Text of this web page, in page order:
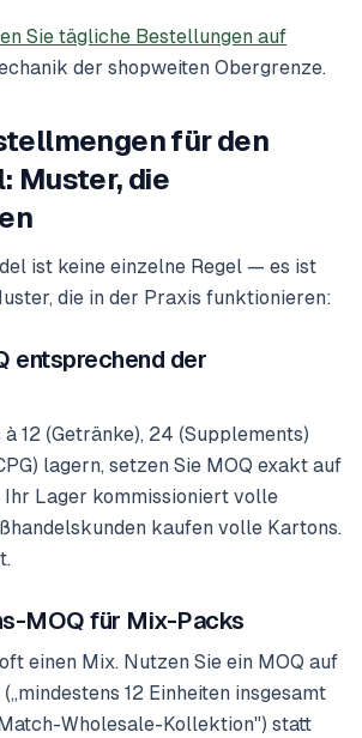
Sie tägliche Bestellungen auf
der shopweiten Obergrenze.
für den
Muster, die
ist keine einzelne Regel — es ist
die in der Praxis funktionieren:
entsprechend der
12 (Getränke), 24 (Supplements)
lagern, setzen Sie MOQ exakt auf
Ihr Lager kommissioniert volle
kaufen volle Kartons.
MOQ für Mix-Packs
einen Mix. Nutzen Sie ein MOQ auf
12 Einheiten insgesamt
Wholesale-Kollektion") statt